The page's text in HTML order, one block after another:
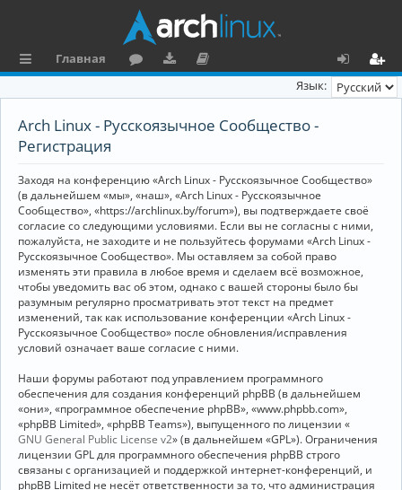
л
и
Главная
н
та
ц
и
я
х
ег
Язык:
Arch Linux - Русскоязычное Сообщество -
Регистрация
Заходя на конференцию «Arch Linux - Русскоязычное Сообщество»
(в дальнейшем «мы», «наш», «Arch Linux - Русскоязычное
Сообщество», «https://archlinux.by/forum»), вы подтверждаете своё
согласие со следующими условиями. Если вы не согласны с ними,
пожалуйста, не заходите и не пользуйтесь форумами «Arch Linux -
Русскоязычное Сообщество». Мы оставляем за собой право
изменять эти правила в любое время и сделаем всё возможное,
чтобы уведомить вас об этом, однако с вашей стороны было бы
разумным регулярно просматривать этот текст на предмет
изменений, так как использование конференции «Arch Linux -
Русскоязычное Сообщество» после обновления/исправления
условий означает ваше согласие с ними.
Наши форумы работают под управлением программного
обеспечения для создания конференций phpBB (в дальнейшем
«они», «программное обеспечение phpBB», «www.phpbb.com»,
«phpBB Limited», «phpBB Teams»), выпущенного по лицензии «
GNU General Public License v2» (в дальнейшем «GPL»). Ограничения
лицензии GPL для программного обеспечения phpBB строго
связаны с организацией и поддержкой интернет-конференций, и
phpBB Limited не несёт ответственности за то, что администрация